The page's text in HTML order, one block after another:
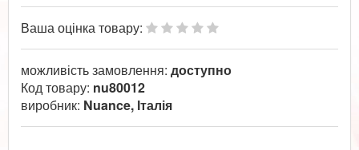
Ваша оцінка товару:
можливість замовлення: доступно
Код товару: nu80012
виробник: Nuance, Італія